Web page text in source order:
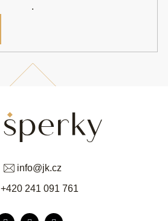
info@jk.cz
+420 241 091 761
.